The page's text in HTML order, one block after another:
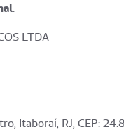
.
LTDA
Itaboraí, RJ, CEP: